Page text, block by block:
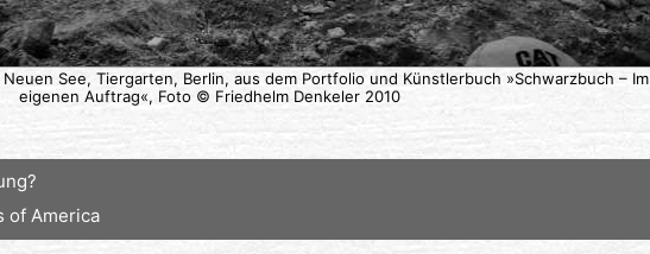
See, Tiergarten, Berlin, aus dem Portfolio und Künstlerbuch »Schwarzbuch – Im
eigenen Auftrag«, Foto © Friedhelm Denkeler 2010
of America